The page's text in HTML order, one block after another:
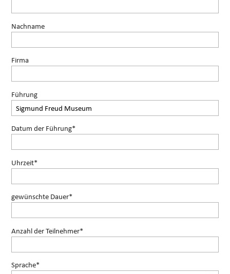
Nachname
Firma
Führung
Datum der Führung*
Uhrzeit*
gewünschte Dauer*
Anzahl der Teilnehmer*
Sprache*